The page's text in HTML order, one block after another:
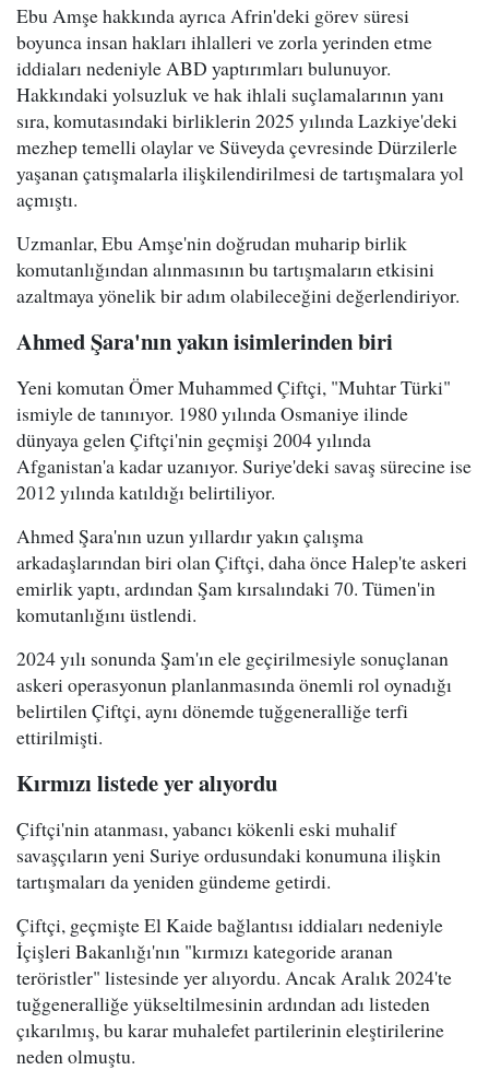
Ebu Amşe hakkında ayrıca Afrin'deki görev süresi
boyunca insan hakları ihlalleri ve zorla yerinden etme
iddiaları nedeniyle ABD yaptırımları bulunuyor.
Hakkındaki yolsuzluk ve hak ihlali suçlamalarının yanı
sıra, komutasındaki birliklerin 2025 yılında Lazkiye'deki
mezhep temelli olaylar ve Süveyda çevresinde Dürzilerle
yaşanan çatışmalarla ilişkilendirilmesi de tartışmalara yol
açmıştı.
Uzmanlar, Ebu Amşe'nin doğrudan muharip birlik
komutanlığından alınmasının bu tartışmaların etkisini
azaltmaya yönelik bir adım olabileceğini değerlendiriyor.
Ahmed Şara'nın yakın isimlerinden biri
Yeni komutan Ömer Muhammed Çiftçi, "Muhtar Türki"
ismiyle de tanınıyor. 1980 yılında Osmaniye ilinde
dünyaya gelen Çiftçi'nin geçmişi 2004 yılında
Afganistan'a kadar uzanıyor. Suriye'deki savaş sürecine ise
2012 yılında katıldığı belirtiliyor.
Ahmed Şara'nın uzun yıllardır yakın çalışma
arkadaşlarından biri olan Çiftçi, daha önce Halep'te askeri
emirlik yaptı, ardından Şam kırsalındaki 70. Tümen'in
komutanlığını üstlendi.
2024 yılı sonunda Şam'ın ele geçirilmesiyle sonuçlanan
askeri operasyonun planlanmasında önemli rol oynadığı
belirtilen Çiftçi, aynı dönemde tuğgeneralliğe terfi
ettirilmişti.
Kırmızı listede yer alıyordu
Çiftçi'nin atanması, yabancı kökenli eski muhalif
savaşçıların yeni Suriye ordusundaki konumuna ilişkin
tartışmaları da yeniden gündeme getirdi.
Çiftçi, geçmişte El Kaide bağlantısı iddiaları nedeniyle
İçişleri Bakanlığı'nın "kırmızı kategoride aranan
teröristler" listesinde yer alıyordu. Ancak Aralık 2024'te
tuğgeneralliğe yükseltilmesinin ardından adı listeden
çıkarılmış, bu karar muhalefet partilerinin eleştirilerine
neden olmuştu.